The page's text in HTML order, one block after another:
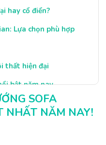
hay cổ điển?
Lựa chọn phù hợp
thất hiện đại
bật năm nay
bền và đẹp
hoàn hảo cho bạn
SOFA
NHẤT NĂM NAY!